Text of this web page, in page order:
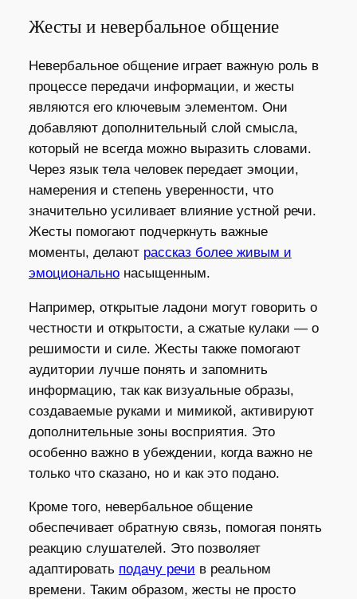
Жесты и невербальное общение
Невербальное общение играет важную роль в
процессе передачи информации, и жесты
являются его ключевым элементом. Они
добавляют дополнительный слой смысла,
который не всегда можно выразить словами.
Через язык тела человек передает эмоции,
намерения и степень уверенности, что
значительно усиливает влияние устной речи.
Жесты помогают подчеркнуть важные
моменты, делают рассказ более живым и
эмоциональнонасыщенным.
Например, открытые ладони могут говорить о
честности и открытости, а сжатые кулаки — о
решимости и силе. Жесты также помогают
аудитории лучше понять и запомнить
информацию, так как визуальные образы,
создаваемые руками и мимикой, активируют
дополнительные зоны восприятия. Это
особенно важно в убеждении, когда важно не
только что сказано, но и как это подано.
Кроме того, невербальное общение
обеспечивает обратную связь, помогая понять
реакцию слушателей. Это позволяет
адаптировать подачу речи в реальном
времени. Таким образом, жесты не просто